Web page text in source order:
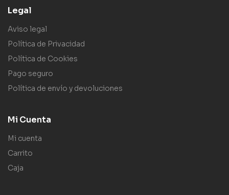
Legal
Aviso legal
Política de Privacidad
Política de Cookies
Pago seguro
Política de envío y devoluciones
Mi Cuenta
Mi cuenta
Carrito
Caja